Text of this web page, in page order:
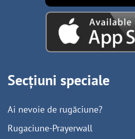
Secțiuni speciale
Ai nevoie de rugăciune?
Rugaciune-Prayerwall